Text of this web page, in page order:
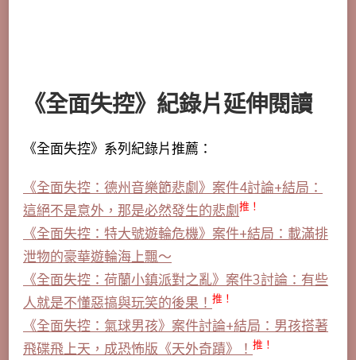
《全面失控》紀錄片延伸閱讀
《全面失控》系列紀錄片推薦：
《全面失控：德州音樂節悲劇》案件4討論+結局：
這絕不是意外，那是必然發生的悲劇推！
《全面失控：特大號遊輪危機》案件+結局：載滿排
泄物的豪華遊輪海上飄～
《全面失控：荷蘭小鎮派對之亂》案件3討論：有些
人就是不懂惡搞與玩笑的後果！ 推！
《全面失控：氣球男孩》案件討論+結局：男孩搭著
飛碟飛上天，成恐怖版《天外奇蹟》！ 推！